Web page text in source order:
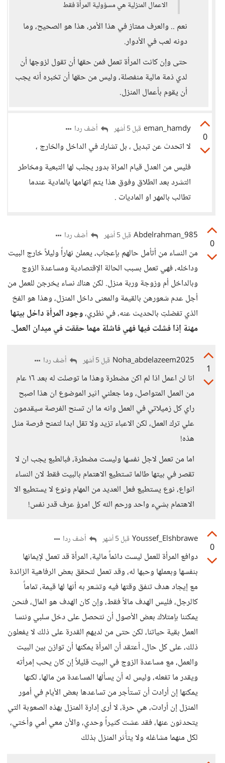
الاعمال المنزلية هي مسؤولية المرأة فقط
نعم .. والعرف ممتاز في هذا الأمر، هذا هو الصحيح، وما
دونه لعب في الأدوار.
حتى وإن كانت المرأة تعمل فمن حقها أن تقول لزوجها أن
لدي ذمة مالية منفصلة، وليس من حقها أن تخبره أنه يجب
أن يقوم بأعمال المنزل.
0
eman_hamdy قبل 5 أشهر أضف ردا
لا اتحدث عن تبديل ، بل تشارك في الداخل والخارج ،
فليس من العدل قيام المراة بدور يجلب لها التبعية ومخاطر
التشرد بعد الطلاق وفوق هذا يتم اتهامها بالمادية عندما
تطالب بالمهر او الماديات .
0
Abdelrahman_985 قبل 5 أشهر أضف ردا
من النساء من أتأمل حالهم بإعجاب، يعملن نهاراً وليلاً خارج البيت
وداخله، فهي تعمل بسبب الحالة الإقتصادية ومساعدة الزوج
وبالداخل أم وزوجة وربة منزل. لكن هناك نساء يخرجن للعمل من
أجل عدم شعورهن بالقيمة والمعنى داخل المنزل، وهذا هو الفخ
الذي تفضلتِ بالحديث عنه، في نظري،وجود المرأة داخل بيتها
مهنة إذا فشلت فيها فهي فاشلة مهما حققت في ميدان العمل.
1
Noha_abdelazeem2025 قبل 5 أشهر أضف ردا
انا لن اعمل اذا لم اكن مضطرة وهذا ما توصلت له بعد ١٦ عام
من العمل المتواصل، وما جعلني اثير الموضوع ان هذا اصبح
راي كل زميلاتي في العمل وانه ما ان تسنح الفرصة سيقدمون
علي ترك العمل، لكن الاعباء تزيد ولا تقل ابدا لتمنح فرصة مثل
هذه!
اما من تعمل لاجل نفسها وليست مضطرة، فبالطبع يجب ان لا
تقصر في بيتها طالما تستطيع الاهتمام بالبيت فقط لان النساء
انواع، نوع يستطيع فعل العديد من المهام ونوع لا يستطيع الا
الاهتمام بشيء واحد ورحم الله كل امرؤ عرف قدر نفس!
0
Youssef_Elshbrawe قبل 5 أشهر أضف ردا
دوافع المرأة للعمل ليست دائماً مالية، المرأة قد تعمل لإيمانها
بنفسها وبعملها وحبها له، وقد تعمل لتحقق بعض الرفاهية الزائدة
مع إيجاد هدف تنفق وقتها فيه وتشعر به أنها لها قيمة، تماماً
كالرجل، فليس الهدف مالاً فقط، وإن كان الهدف هو المال، فنحن
يمكننا بإمتلاك بعض الأصول أن نتحصل على دخل سلبي وننسا
العمل بقية حياتنا، لكن حتى من لديهم القدرة على ذلك لا يفعلون
ذلك، على كل حال، أعتقد أن المرأة يمكنها أن توازن بين البيت
والعمل، مع مساعدة الزوج في البيت قليلاً إن كان يحب إمرأته
ويقدر ما تفعله، وليس له أن يسألها المساعدة من مالها، لكنها
يمكنها إن أرادت أن تستأجر من تساعدها بعض الأيام في أمور
المنزل إن أرادت، هي حرة، لا أرى إدارة المنزل بهذه الصعوبة التي
يتحدثون عنها، فقد عشت كثيراً وحدي، والأن معي أمي وأختي،
لكل منهما مشاغله ولا يتأُثر المنزل بذلك